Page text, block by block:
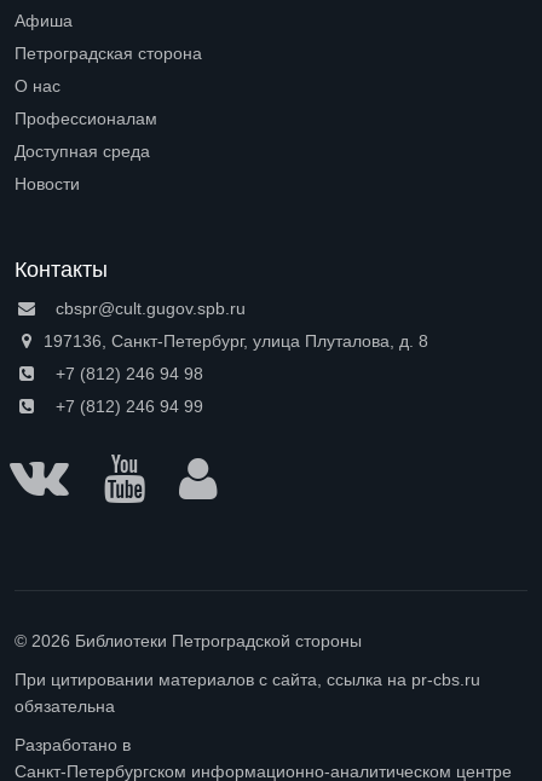
Афиша
Петроградская сторона
О нас
Профессионалам
Доступная среда
Новости
Контакты
cbspr@cult.gugov.spb.ru
197136, Санкт-Петербург, улица Плуталова, д. 8
+7 (812) 246 94 98
+7 (812) 246 94 99
© 2026 Библиотеки Петроградской стороны
При цитировании материалов с сайта, ссылка на pr-cbs.ru
обязательна
Разработано в
Санкт-Петербургском информационно-аналитическом центре